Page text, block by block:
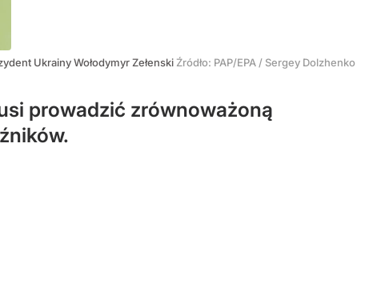
Ukrainy Wołodymyr Zełenski Źródło: PAP/EPA / Sergey Dolzhenko
prowadzić zrównoważoną